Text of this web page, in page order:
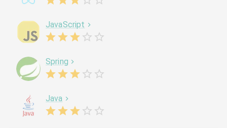
JavaScript
Spring
Java